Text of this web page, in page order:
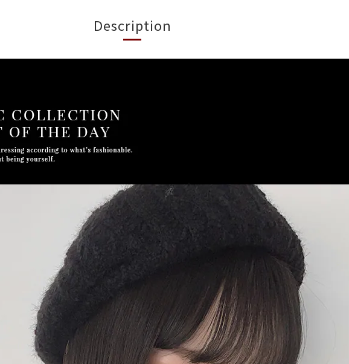
Description